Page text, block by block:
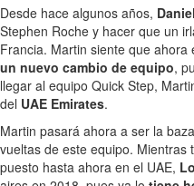
Desde hace algunos años,
Stephen Roche y hacer que un
Francia. Martin siente que
un nuevo cambio de equipo,
llegar al equipo Quick Step,
del UAE Emirates.
Martin pasará ahora a ser la
vueltas de este equipo.
puesto hasta ahora en el UAE,